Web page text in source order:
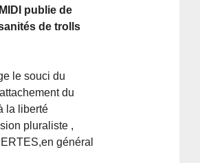
publie de
de trolls
le souci du
du
la liberté
pluraliste ,
général